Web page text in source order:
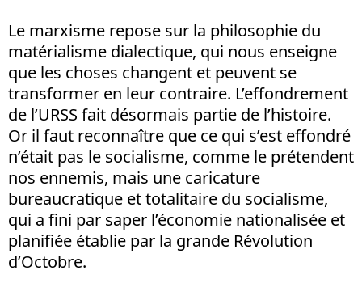
Le marxisme repose sur la philosophie du
matérialisme dialectique, qui nous enseigne
que les choses changent et peuvent se
transformer en leur contraire. L’effondrement
de l’URSS fait désormais partie de l’histoire.
Or il faut reconnaître que ce qui s’est effondré
n’était pas le socialisme, comme le prétendent
nos ennemis, mais une caricature
bureaucratique et totalitaire du socialisme,
qui a fini par saper l’économie nationalisée et
planifiée établie par la grande Révolution
d’Octobre.